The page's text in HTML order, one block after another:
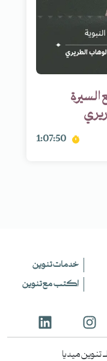
1:07:50
خدمات تنوين
اكتب مع تنوين